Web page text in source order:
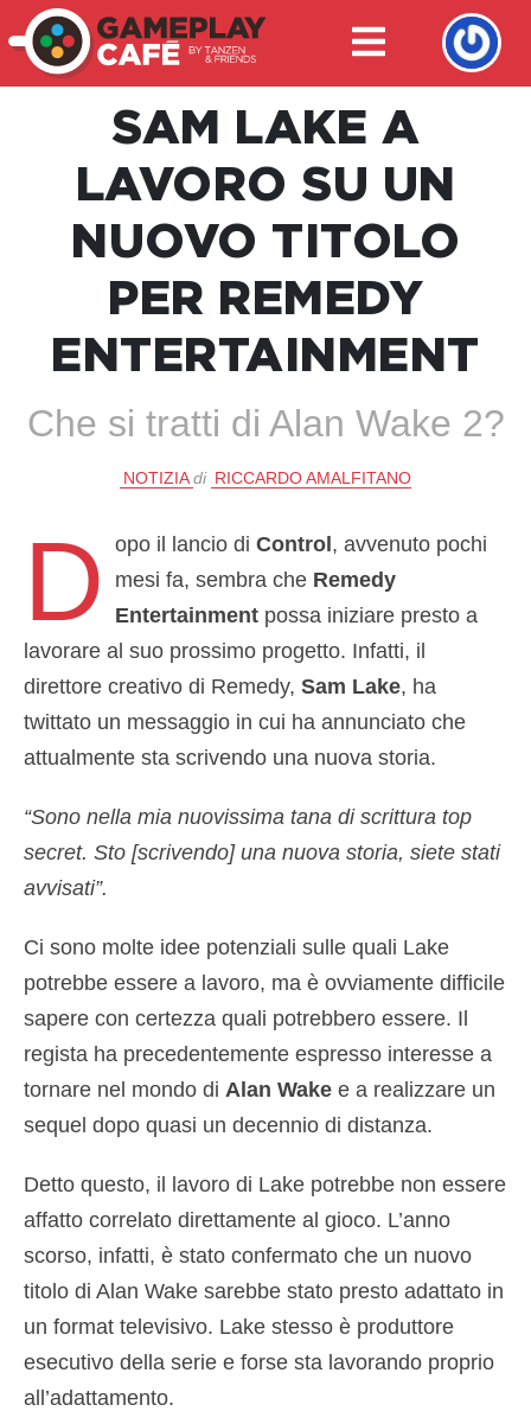
SAM LAKE A
LAVORO SU UN
NUOVO TITOLO
PER REMEDY
ENTERTAINMENT
Che si tratti di Alan Wake 2?
NOTIZIA di RICCARDO AMALFITANO
D opo il lancio diControl , avvenuto pochi
mesi fa, sembra che Remedy
Entertainment possa iniziare presto a
lavorare al suo prossimo progetto. Infatti, il
direttore creativo di Remedy, Sam Lake, ha
twittato un messaggio in cui ha annunciato che
attualmente sta scrivendo una nuova storia.
“Sono nella mia nuovissima tana di scrittura top
secret. Sto [scrivendo] una nuova storia, siete stati
avvisati”.
Ci sono molte idee potenziali sulle quali Lake
potrebbe essere a lavoro, ma è ovviamente difficile
sapere con certezza quali potrebbero essere. Il
regista ha precedentemente espresso interesse a
tornare nel mondo di Alan Wake e a realizzare un
sequel dopo quasi un decennio di distanza.
Detto questo, il lavoro di Lake potrebbe non essere
affatto correlato direttamente al gioco. L’anno
scorso, infatti, è stato confermato che un nuovo
titolo di Alan Wake sarebbe stato presto adattato in
un format televisivo. Lake stesso è produttore
esecutivo della serie e forse sta lavorando proprio
all’adattamento.